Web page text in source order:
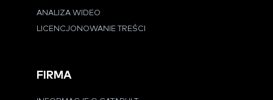
ANALIZA WIDEO
LICENCJONOWANIE TREŚCI
FIRMA